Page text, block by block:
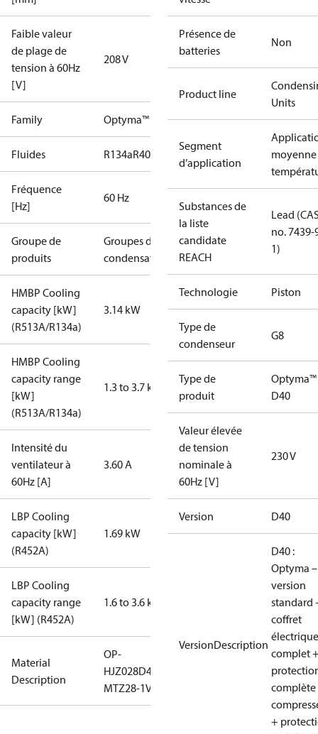
Faible valeur
de plage de
tension à 60Hz
[V]
208 V
Family Optyma™
Fluides R134aR404A R448AR449A R513A
Fréquence
[Hz]
60 Hz
Groupe de
produits
Groupes de
condensation
HMBP Cooling
capacity [kW]
(R513A/R134a)
3.14 kW
HMBP Cooling
capacity range
[kW]
(R513A/R134a)
1.3 to 3.7 kW
Intensité du
ventilateur à
60Hz [A]
3.60 A
LBP Cooling
capacity [kW]
(R452A)
1.69 kW
LBP Cooling
capacity range
[kW] (R452A)
1.6 to 3.6 kW
Material
Description
OP-
HJZ028D40N
MTZ28-1VM
Présence de
batteries
Non
Product line
Units
Segment
d’application
moyenne
Substances de
la liste
candidate
REACH
Lead
no. 7439-
1)
Technologie Piston
Type de
condenseur
G8
Type de
produit
Optyma™
D40
Valeur élevée
de tension
nominale à
60Hz [V]
230 V
Version D40
VersionDescription
D40 :
Optyma –
version
standard
coffret
électrique
complet
+